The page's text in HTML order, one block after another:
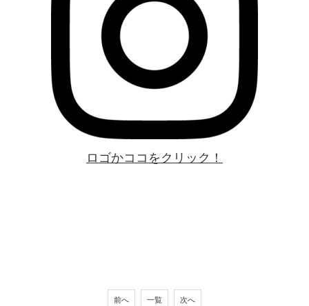
ロゴかココをクリック！
前へ 一覧 次へ